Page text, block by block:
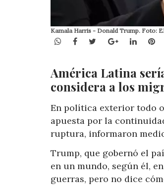
Kamala Harris - Donald Trump. Foto:
WhatsApp
Facebook
TwitterGoogle+LinkedIn
América Latina
considera a los
En política exterior todo
apuesta por la
ruptura, informaron
Trump, que gobernó el
en un mundo, según él,
guerras, pero no dice